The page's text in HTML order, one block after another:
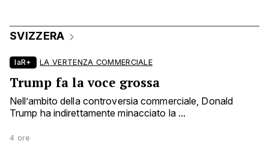
SVIZZERA
laR+ LA VERTENZA COMMERCIALE
Trump fa la voce grossa
Nell’ambito della controversia commerciale, Donald
Trump ha indirettamente minacciato la ...
4 ore